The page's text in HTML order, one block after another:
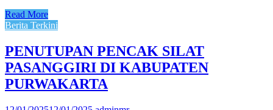
Read More
Berita Terkini
PENUTUPAN PENCAK SILAT
PASANGGIRI DI KABUPATEN
PURWAKARTA